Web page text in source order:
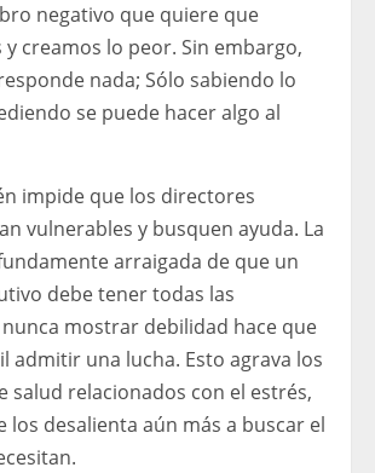
negativo que quiere que
creamos lo peor. Sin embargo,
nada; Sólo sabiendo lo
se puede hacer algo al
impide que los directores
vulnerables y busquen ayuda. La
arraigada de que un
debe tener todas las
mostrar debilidad hace que
admitir una lucha. Esto agrava los
salud relacionados con el estrés,
los desalienta aún más a buscar el